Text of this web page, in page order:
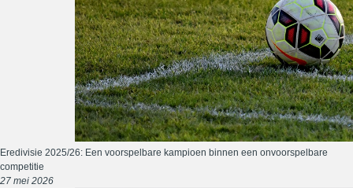
Eredivisie 2025/26: Een voorspelbare kampioen binnen een onvoorspelbare
competitie
27 mei 2026